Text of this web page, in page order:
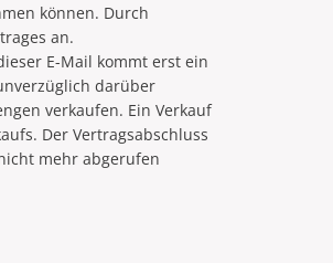
können. Durch
an.
E-Mail kommt erst ein
darüber
verkaufen. Ein Verkauf
Der Vertragsabschluss
mehr abgerufen